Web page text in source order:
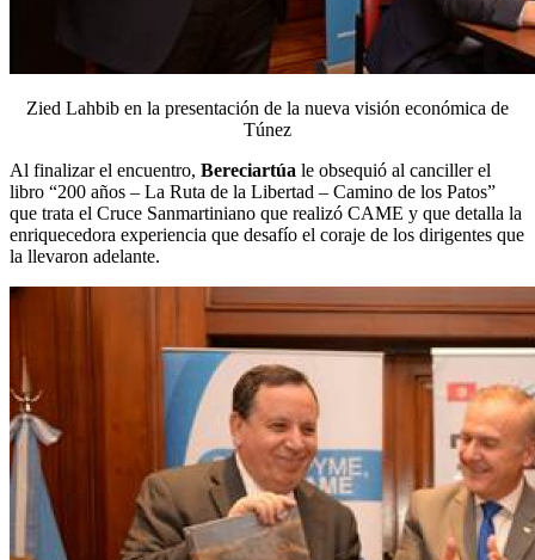
Zied Lahbib en la presentación de la nueva visión económica de
Túnez
Al finalizar el encuentro, Bereciartúa le obsequió al canciller el
libro “200 años – La Ruta de la Libertad – Camino de los Patos”
que trata el Cruce Sanmartiniano que realizó CAME y que detalla la
enriquecedora experiencia que desafío el coraje de los dirigentes que
la llevaron adelante.